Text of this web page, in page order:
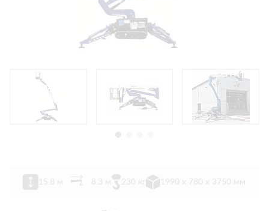
15.8 м 8.3 м 230 кг 1990 х 780 х 3750 мм